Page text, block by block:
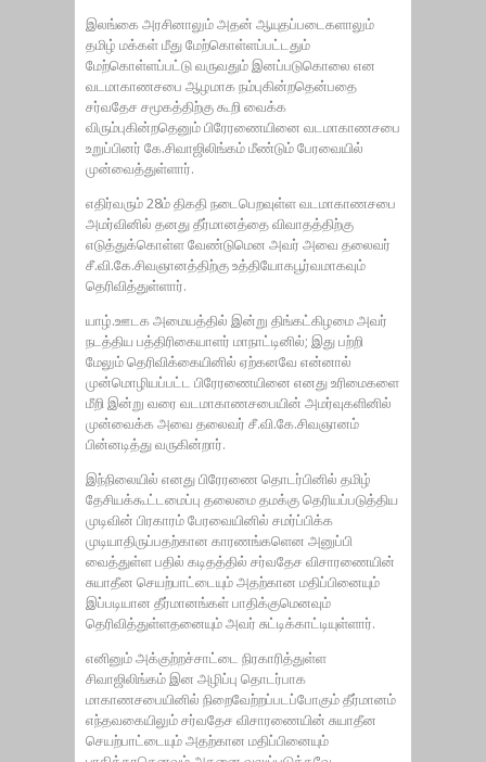
இலங்கை அரசினாலும் அதன் ஆயுதப்படைகளாலும்
தமிழ் மக்கள் மீது மேற்கொள்ளப்பட்டதும்
மேற்கொள்ளப்பட்டு வருவதும் இனப்படுகொலை என
வடமாகாணசபை ஆழமாக நம்புகின்றதென்பதை
சர்வதேச சமூகத்திற்கு கூறி வைக்க
விரும்புகின்றதெனும் பிரேரணையினை வடமாகாணசபை
உறுப்பினர் கே.சிவாஜிலிங்கம் மீண்டும் பேரவையில்
முன்வைத்துள்ளார்.
எதிர்வரும் 28ம் திகதி நடைபெறவுள்ள வடமாகாணசபை
அமர்வினில் தனது தீர்மானத்தை விவாதத்திற்கு
எடுத்துக்கொள்ள வேண்டுமென அவர் அவை தலைவர்
சீ.வி.கே.சிவஞானத்திற்கு உத்தியோகபூர்வமாகவும்
தெரிவித்துள்ளார்.
யாழ்.ஊடக அமையத்தில் இன்று திங்கட்கிழமை அவர்
நடத்திய பத்திரிகையாளர் மாநாட்டினில்; இது பற்றி
மேலும் தெரிவிக்கையினில் ஏற்கனவே என்னால்
முன்மொழியப்பட்ட பிரேரணையினை எனது உரிமைகளை
மீறி இன்று வரை வடமாகாணசபையின் அமர்வுகளினில்
முன்வைக்க அவை தலைவர் சீ.வி.கே.சிவஞானம்
பின்னடித்து வருகின்றார்.
இந்நிலையில் எனது பிரேரணை தொடர்பினில் தமிழ்
தேசியக்கூட்டமைப்பு தலைமை தமக்கு தெரியப்படுத்திய
முடிவின் பிரகாரம் பேரவையினில் சமர்ப்பிக்க
முடியாதிருப்பதற்கான காரணங்களென அனுப்பி
வைத்துள்ள பதில் கடிதத்தில் சர்வதேச விசாரணையின்
சுயாதீன செயற்பாட்டையும் அதற்கான மதிப்பினையும்
இப்படியான தீர்மானங்கள் பாதிக்குமெனவும்
தெரிவித்துள்ளதனையும் அவர் சுட்டிக்காட்டியுள்ளார்.
எனினும் அக்குற்றச்சாட்டை நிரகாரித்துள்ள
சிவாஜிலிங்கம் இன அழிப்பு தொடர்பாக
மாகாணசபையினில் நிறைவேற்றப்படப்போகும் தீர்மானம்
எந்தவகையிலும் சர்வதேச விசாரணையின் சுயாதீன
செயற்பாட்டையும் அதற்கான மதிப்பினையும்